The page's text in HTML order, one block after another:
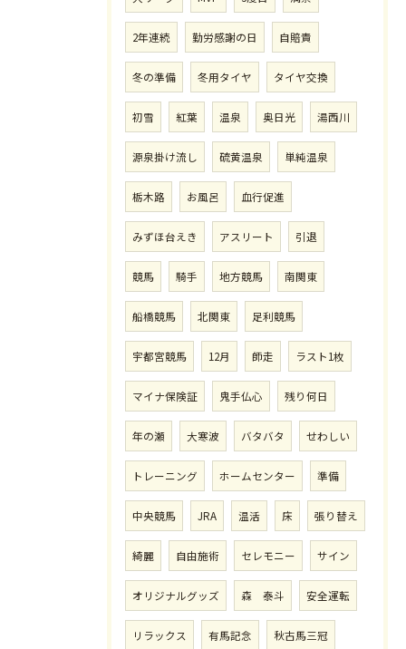
2年連続 勤労感謝の日 自賠責
冬の準備 冬用タイヤ タイヤ交換
初雪 紅葉 温泉 奥日光 湯西川
源泉掛け流し 硫黄温泉 単純温泉
栃木路 お風呂 血行促進
みずほ台えき アスリート 引退
競馬 騎手 地方競馬 南関東
船橋競馬 北関東 足利競馬
宇都宮競馬 12月 師走 ラスト1枚
マイナ保険証 鬼手仏心 残り何日
年の瀬 大寒波 バタバタ せわしい
トレーニング ホームセンター 準備
中央競馬 JRA 温活 床 張り替え
綺麗 自由施術 セレモニー サイン
オリジナルグッズ 森 泰斗 安全運転
リラックス 有馬記念 秋古馬三冠